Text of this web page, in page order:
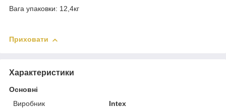
Вага упаковки: 12,4кг
Приховати
Характеристики
Основні
Виробник
Intex